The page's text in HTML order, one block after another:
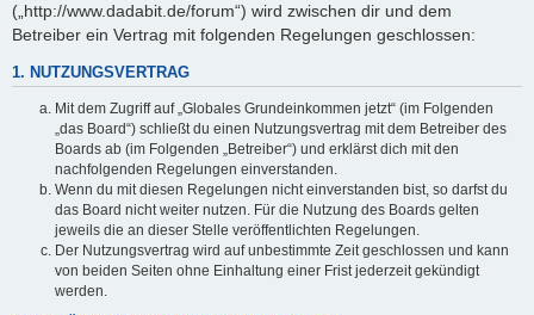
(„http://www.dadabit.de/forum“) wird zwischen dir und dem
Betreiber ein Vertrag mit folgenden Regelungen geschlossen:
1. NUTZUNGSVERTRAG
Mit dem Zugriff auf „Globales Grundeinkommen jetzt“ (im Folgenden
„das Board“) schließt du einen Nutzungsvertrag mit dem Betreiber des
Boards ab (im Folgenden „Betreiber“) und erklärst dich mit den
nachfolgenden Regelungen einverstanden.
Wenn du mit diesen Regelungen nicht einverstanden bist, so darfst du
das Board nicht weiter nutzen. Für die Nutzung des Boards gelten
jeweils die an dieser Stelle veröffentlichten Regelungen.
Der Nutzungsvertrag wird auf unbestimmte Zeit geschlossen und kann
von beiden Seiten ohne Einhaltung einer Frist jederzeit gekündigt
werden.